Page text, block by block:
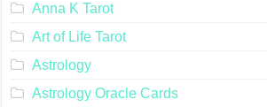
Anna K Tarot
Art of Life Tarot
Astrology
Astrology Oracle Cards